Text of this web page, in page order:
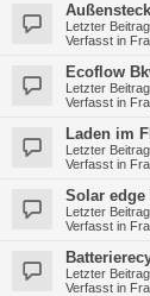
Letzter
Verfasst in
Ecoflow
Letzter
Verfasst in
Laden im
Letzter
Verfasst in
Solar edge
Letzter
Verfasst in
Letzter
Verfasst in